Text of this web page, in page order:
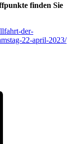
finden Sie
der-
22-april-2023/